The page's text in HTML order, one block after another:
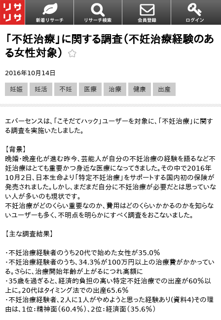
「不妊治療」に関する調査（不妊治療経験のあ
る女性対象）
2016年10月14日
妊娠 妊活 不妊 医療 治療 健康 出産
エバーセンスは、「こそだてハック」ユーザーを対象に、「不妊治療」に関す
る調査を実施いたしました。
【背景】
晩婚・晩産化が進む昨今、芸能人が自分の不妊治療の経験を語るなど不
妊治療はとても重要かつ身近な医療になってきました。その中で2016年
10月2日、日本生命より「特定不妊治療」をサポートする国内初の保険が
発売されました。しかし、まだまだ自分に不妊治療が必要だとは思っていな
い人が多いのも現状です。
不妊治療がどのくらい重要なのか、費用はどのくらいかかるのかを知らな
いユーザーも多く、不明点を明らかにすべく調査をおこないました。
【主な調査結果】
・不妊治療経験者のうち20代で始めた女性が35.0％
・不妊治療経験者のうち、34.3％が100万円以上の治療費がかかってい
る。さらに、治療開始年齢が上がるにつれ高額に
・35歳を過ぎると、経済的負担の高い特定不妊治療での出産が60％以
上に。20代はタイミング法での出産65.6％
・不妊治療経験者、2人に1人がやめようと思った経験あり(資料4)その理
由は、1位：精神面（60.4％）、2位：経済面（35.6％）